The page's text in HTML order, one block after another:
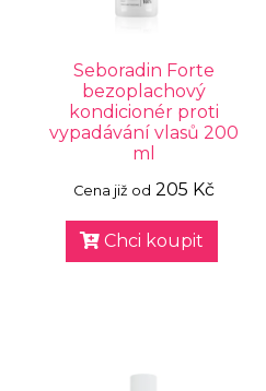
Seboradin Forte
bezoplachový
kondicionér proti
vypadávání vlasů 200
ml
Cena již od 205 Kč
Chci koupit